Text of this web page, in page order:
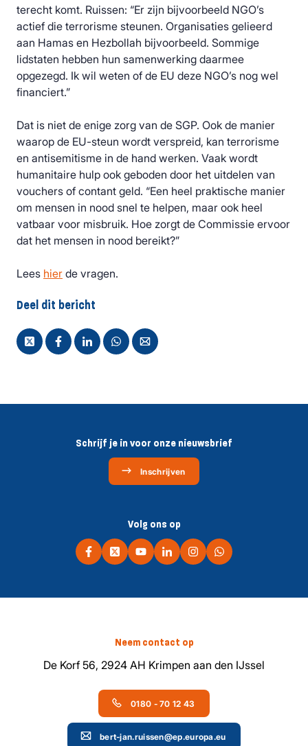
terecht komt. Ruissen: “Er zijn bijvoorbeeld NGO’s
actief die terrorisme steunen. Organisaties gelieerd
aan Hamas en Hezbollah bijvoorbeeld. Sommige
lidstaten hebben hun samenwerking daarmee
opgezegd. Ik wil weten of de EU deze NGO’s nog wel
financiert.”
Dat is niet de enige zorg van de SGP. Ook de manier
waarop de EU-steun wordt verspreid, kan terrorisme
en antisemitisme in de hand werken. Vaak wordt
humanitaire hulp ook geboden door het uitdelen van
vouchers of contant geld. “Een heel praktische manier
om mensen in nood snel te helpen, maar ook heel
vatbaar voor misbruik. Hoe zorgt de Commissie ervoor
dat het mensen in nood bereikt?”
Lees hier de vragen.
Deel dit bericht
Schrijf je in voor onze nieuwsbrief
Inschrijven
Volg ons op
Neem contact op
De Korf 56, 2924 AH Krimpen aan den IJssel
0180 - 70 12 43
bert-jan.ruissen@ep.europa.eu